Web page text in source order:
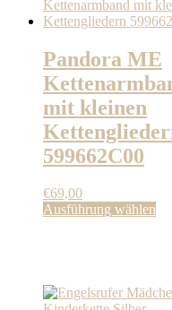
auf
der
Pandora ME
mit kleinen
599662C00
€69,00
Ausführung wählen